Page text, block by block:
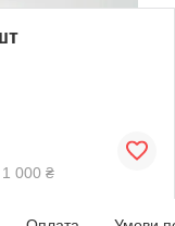
000 ₴